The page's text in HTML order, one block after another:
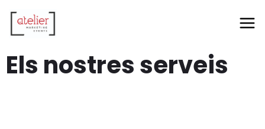
Els nostres serveis